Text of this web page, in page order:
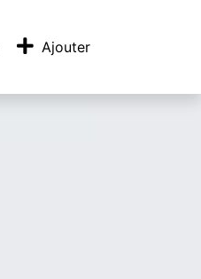
Ajouter